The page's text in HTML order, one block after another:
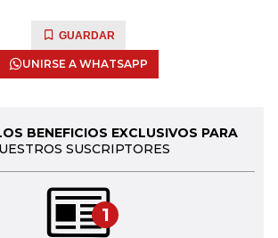
GUARDAR
UNIRSE A WHATSAPP
BENEFICIOS EXCLUSIVOS PARA
SUSCRIPTORES
1